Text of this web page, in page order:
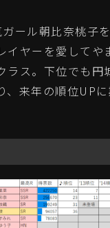
ール朝比奈桃子
イヤーを愛してや
ラス。下位でも円
、来年の順位UP